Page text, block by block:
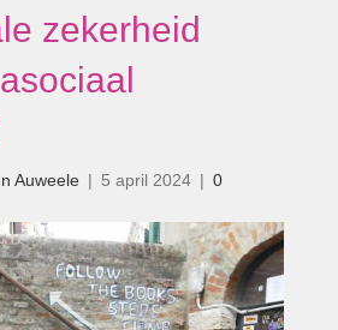
zekerheid
Auweele | 5 april 2024 | 0